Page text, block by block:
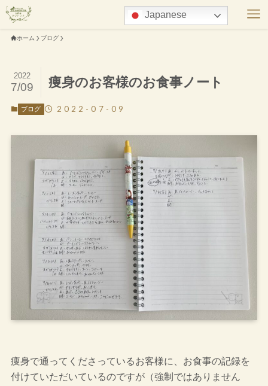
ホーム ブログ
痩身のお客様のお食事ノート
2022
7/09
ブログ 2022-07-09
痩身で通ってくださっているお客様に、お食事の記録を
付けていただいているのですが（強制ではありません
Japanese